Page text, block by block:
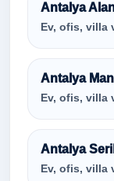
Antalya
Ev, ofis, villa
Antalya
Ev, ofis, villa
Antalya
Ev, ofis, villa